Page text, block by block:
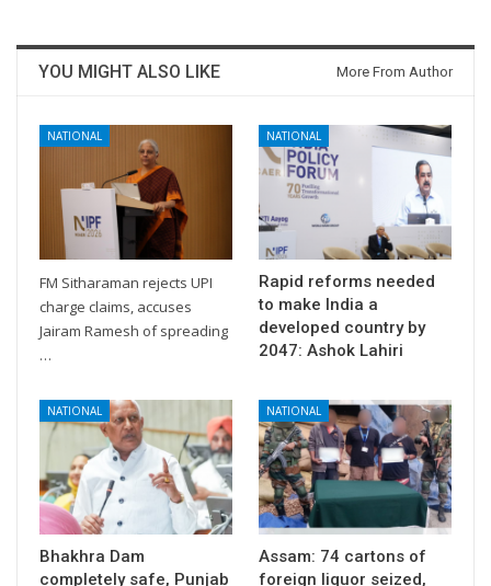
YOU MIGHT ALSO LIKE More From Author
NATIONAL
FM Sitharaman rejects UPI
charge claims, accuses
Jairam Ramesh of spreading
…
NATIONAL
Rapid reforms needed
to make India a
developed country by
2047: Ashok Lahiri
NATIONAL
Bhakhra Dam
completely safe, Punjab
NATIONAL
Assam: 74 cartons of
foreign liquor seized,